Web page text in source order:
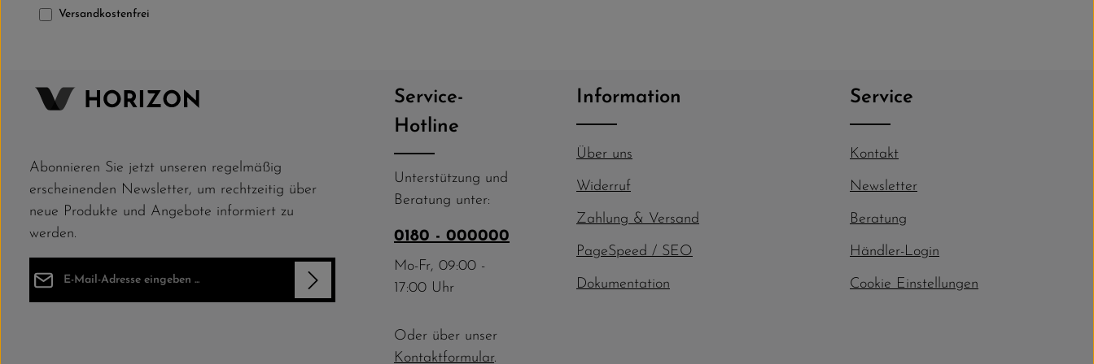
Filter hinzufügen: Versandkostenfrei
Versandkostenfrei
Abonnieren Sie jetzt unseren regelmäßig
erscheinenden Newsletter, um rechtzeitig über
neue Produkte und Angebote informiert zu
werden.
Service-
Hotline
Unterstützung und
Beratung unter:
0180 - 000000
Mo-Fr, 09:00 -
17:00 Uhr
Oder über unser
Kontaktformular.
Information
Über uns
Widerruf
Zahlung & Versand
PageSpeed / SEO
Dokumentation
Service
Kontakt
Newsletter
Beratung
Händler-Login
Cookie Einstellungen